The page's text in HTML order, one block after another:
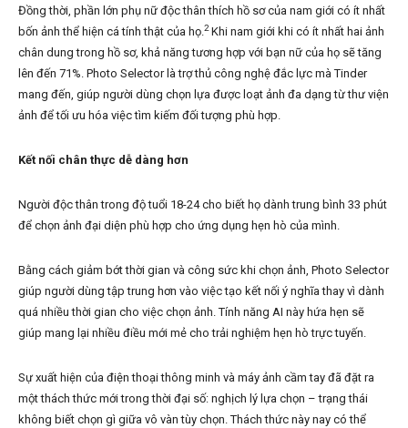
Đồng thời, phần lớn phụ nữ độc thân thích hồ sơ của nam giới có ít nhất
bốn ảnh thể hiện cá tính thật của họ.2Khi nam giới khi có ít nhất hai ảnh
chân dung trong hồ sơ, khả năng tương hợp với bạn nữ của họ sẽ tăng
lên đến 71%. Photo Selector là trợ thủ công nghệ đắc lực mà Tinder
mang đến, giúp người dùng chọn lựa được loạt ảnh đa dạng từ thư viện
ảnh để tối ưu hóa việc tìm kiếm đối tượng phù hợp.
Kết nối chân thực dễ dàng hơn
Người độc thân trong độ tuổi 18-24 cho biết họ dành trung bình 33 phút
để chọn ảnh đại diện phù hợp cho ứng dụng hẹn hò của mình.
Bằng cách giảm bớt thời gian và công sức khi chọn ảnh, Photo Selector
giúp người dùng tập trung hơn vào việc tạo kết nối ý nghĩa thay vì dành
quá nhiều thời gian cho việc chọn ảnh. Tính năng AI này hứa hẹn sẽ
giúp mang lại nhiều điều mới mẻ cho trải nghiệm hẹn hò trực tuyến.
Sự xuất hiện của điện thoại thông minh và máy ảnh cầm tay đã đặt ra
một thách thức mới trong thời đại số: nghịch lý lựa chọn – trạng thái
không biết chọn gì giữa vô vàn tùy chọn. Thách thức này nay có thể